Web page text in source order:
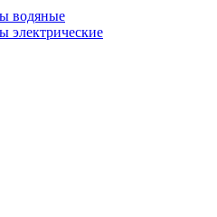
водяные
электрические